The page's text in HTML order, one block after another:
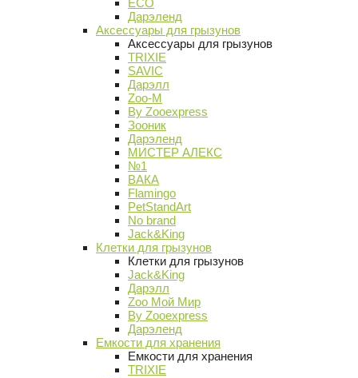
ECO
Дарэленд
Аксессуары для грызунов
Аксессуары для грызунов
TRIXIE
SAVIC
Дарэлл
Zoo-M
By Zooexpress
Зооник
Дарэленд
МИСТЕР АЛЕКС
№1
ВАКА
Flamingo
PetStandArt
No brand
Jack&King
Клетки для грызунов
Клетки для грызунов
Jack&King
Дарэлл
Zoo Мой Мир
By Zooexpress
Дарэленд
Емкости для хранения
Емкости для хранения
TRIXIE